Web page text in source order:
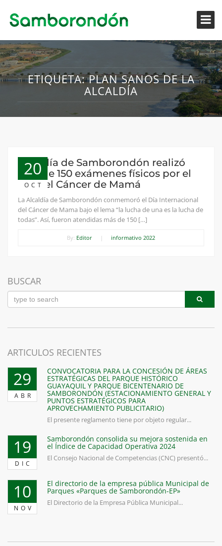
ETIQUETA:PLAN SANOS DE LA
ALCALDÍA
20
OCT
Alcaldía de Samborondón realizó
más de 150 exámenes físicos por el
Día del Cáncer de Mamá
La Alcaldía de Samborondón conmemoró el Día Internacional
del Cáncer de Mama bajo el lema “la lucha de una es la lucha de
todas”. Así, fueron atendidas más de 150 […]
By: Editor informativo 2022
BUSCAR
ARTICULOS RECIENTES
29
ABR
CONVOCATORIA PARA LA CONCESIÓN DE ÁREAS
ESTRATÉGICAS DEL PARQUE HISTÓRICO
GUAYAQUIL Y PARQUE BICENTENARIO DE
SAMBORONDÓN (ESTACIONAMIENTO GENERAL Y
PUNTOS ESTRATÉGICOS PARA
APROVECHAMIENTO PUBLICITARIO)
El presente reglamento tiene por objeto regular...
19
DIC
Samborondón consolida su mejora sostenida en
el Índice de Capacidad Operativa 2024
El Consejo Nacional de Competencias (CNC) presentó...
10
NOV
El directorio de la empresa pública Municipal de
Parques «Parques de Samborondón-EP»
El Directorio de la Empresa Pública Municipal...